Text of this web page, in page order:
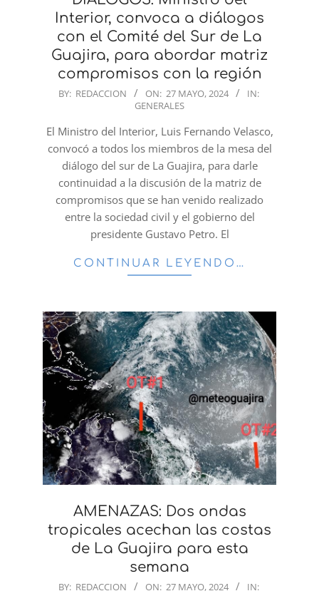
Interior, convoca a diálogos
con el Comité del Sur de La
Guajira, para abordar matriz
compromisos con la región
2024-
27
BY: REDACCION ON: 27 MAYO, 2024
IN:
GENERALES
El Ministro del Interior, Luis Fernando Velasco,
convocó a todos los miembros de la mesa del
diálogo del sur de La Guajira, para darle
continuidad a la discusión de la matriz de
compromisos que se han venido realizado
entre la sociedad civil y el gobierno del
presidente Gustavo Petro. El
CONTINUAR LEYENDO…
AMENAZAS: Dos ondas
tropicales acechan las costas
de La Guajira para esta
semana
2024-
BY: REDACCION ON: 27 MAYO, 2024
IN: